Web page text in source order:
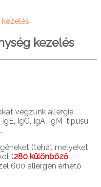
kezelés
végzünk allergia
IgG, IgA, IgM tipusú
(tehát melyeket
(280 különböző
600 allergén érhető